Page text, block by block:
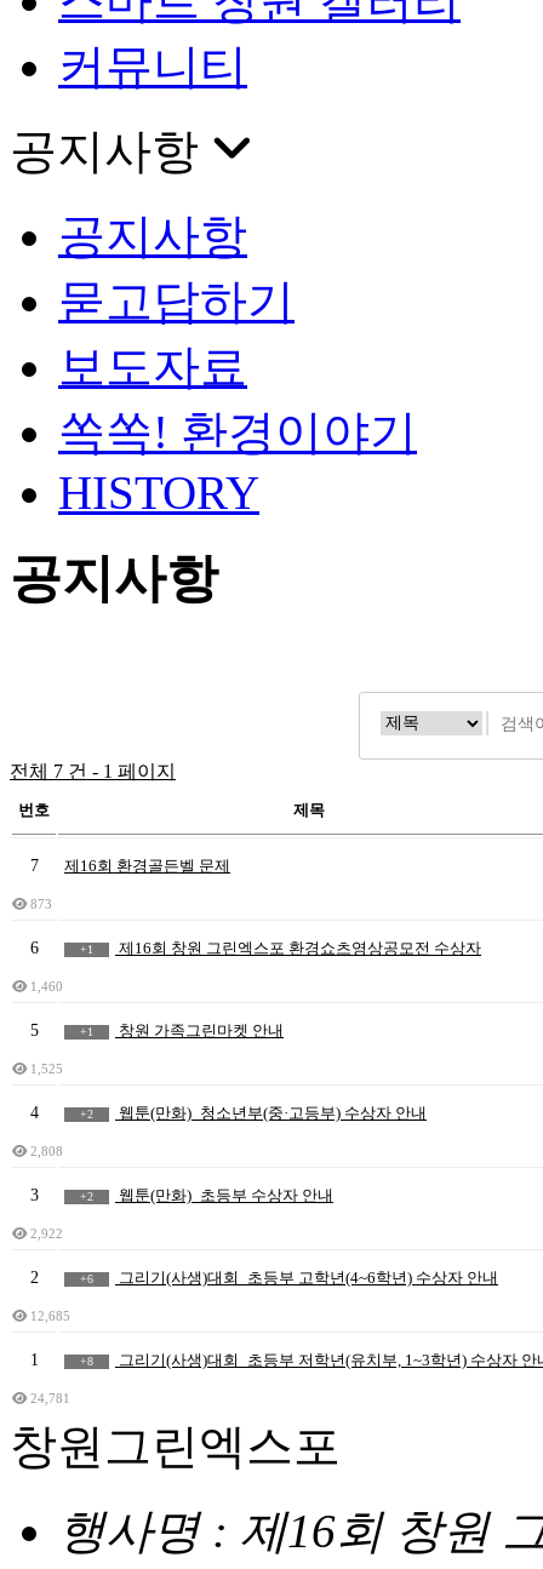
커뮤니티
공지사항
공지사항
묻고답하기
보도자료
쏙쏙! 환경이야기
HISTORY
공지사항
전체 7 건 - 1 페이지
번호 제목
7 제16회 환경골든벨 문제
873
6 +1 제16회 창원 그린엑스포 환경쇼츠영상공모전 수상자
1,460
5 +1 창원 가족그린마켓 안내
1,525
4 +2 웹툰(만화)_청소년부(중·고등부) 수상자 안내
2,808
3 +2 웹툰(만화)_초등부 수상자 안내
2,922
2 +6 그리기(사생)대회_초등부 고학년(4~6학년) 수상자 안내
12,685
1 +8 그리기(사생)대회_초등부 저학년(유치부, 1~3학년) 수상자 안
24,781
창원그린엑스포
행사명 : 제16회 창원